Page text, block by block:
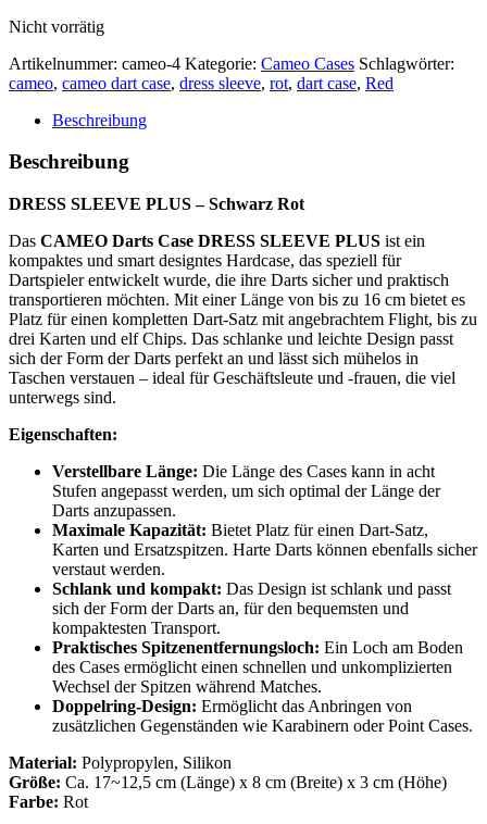
Nicht vorrätig
Artikelnummer: cameo-4 Kategorie: Cameo Cases Schlagwörter:
cameo, cameo dart case, dress sleeve, rot, dart case, Red
Beschreibung
Beschreibung
DRESS SLEEVE PLUS – Schwarz Rot
Das CAMEO Darts Case DRESS SLEEVE PLUS ist ein
kompaktes und smart designtes Hardcase, das speziell für
Dartspieler entwickelt wurde, die ihre Darts sicher und praktisch
transportieren möchten. Mit einer Länge von bis zu 16 cm bietet es
Platz für einen kompletten Dart-Satz mit angebrachtem Flight, bis zu
drei Karten und elf Chips. Das schlanke und leichte Design passt
sich der Form der Darts perfekt an und lässt sich mühelos in
Taschen verstauen – ideal für Geschäftsleute und -frauen, die viel
unterwegs sind.
Eigenschaften:
Verstellbare Länge: Die Länge des Cases kann in acht
Stufen angepasst werden, um sich optimal der Länge der
Darts anzupassen.
Maximale Kapazität: Bietet Platz für einen Dart-Satz,
Karten und Ersatzspitzen. Harte Darts können ebenfalls sicher
verstaut werden.
Schlank und kompakt: Das Design ist schlank und passt
sich der Form der Darts an, für den bequemsten und
kompaktesten Transport.
Praktisches Spitzenentfernungsloch: Ein Loch am Boden
des Cases ermöglicht einen schnellen und unkomplizierten
Wechsel der Spitzen während Matches.
Doppelring-Design: Ermöglicht das Anbringen von
zusätzlichen Gegenständen wie Karabinern oder Point Cases.
Material: Polypropylen, Silikon
Größe: Ca. 17~12,5 cm (Länge) x 8 cm (Breite) x 3 cm (Höhe)
Farbe: Rot